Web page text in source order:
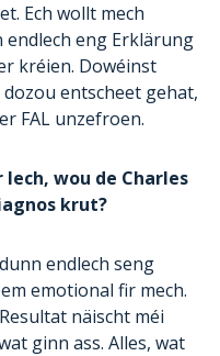
Ech wollt mech
eng Erklärung
kréien. Dowéinst
entscheet gehat,
FAL unzefroen.
wou de Charles
krut?
endlech seng
emotional fir mech.
näischt méi
ginn ass. Alles, wat